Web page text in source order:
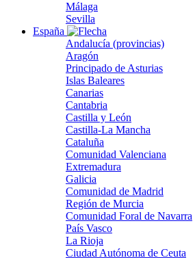
Málaga
Sevilla
España
Andalucía (provincias)
Aragón
Principado de Asturias
Islas Baleares
Canarias
Cantabria
Castilla y León
Castilla-La Mancha
Cataluña
Comunidad Valenciana
Extremadura
Galicia
Comunidad de Madrid
Región de Murcia
Comunidad Foral de Navarra
País Vasco
La Rioja
Ciudad Autónoma de Ceuta